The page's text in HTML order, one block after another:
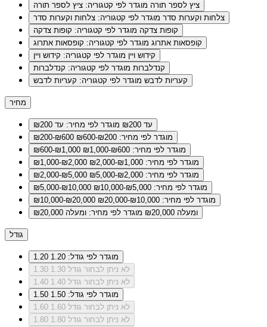
ציץ לספר תורה מוגדר לפי קטגוריה: ציץ לספר תורה
צלחות וקערות סדר מוגדר לפי קטגוריה: צלחות וקערות סדר
קופות צדקה מוגדר לפי קטגוריה: קופות צדקה
קופסאות אתרוג מוגדר לפי קטגוריה: קופסאות אתרוג
קידוש ויין מוגדר לפי קטגוריה: קידוש ויין
קנדלברות מוגדר לפי קטגוריה: קנדלברות
קעריות לדבש מוגדר לפי קטגוריה: קעריות לדבש
מחיר
עד ₪200
מוגדר לפי מחיר: עד ₪200
₪200-₪600
מוגדר לפי מחיר: ₪200-₪600
₪600-₪1,000
מוגדר לפי מחיר: ₪600-₪1,000
₪1,000-₪2,000
מוגדר לפי מחיר: ₪1,000-₪2,000
₪2,000-₪5,000
מוגדר לפי מחיר: ₪2,000-₪5,000
₪5,000-₪10,000
מוגדר לפי מחיר: ₪5,000-₪10,000
₪10,000-₪20,000
מוגדר לפי מחיר: ₪10,000-₪20,000
ומעלה ₪20,000
מוגדר לפי מחיר: ומעלה ₪20,000
גודל
1.20
מוגדר לפי גודל: 1.20
1.30
לא ניתן לבחור גודל 1.30
1.40
לא ניתן לבחור גודל 1.40
1.50
מוגדר לפי גודל: 1.50
1.60
לא ניתן לבחור גודל 1.60
1.80
לא ניתן לבחור גודל 1.80